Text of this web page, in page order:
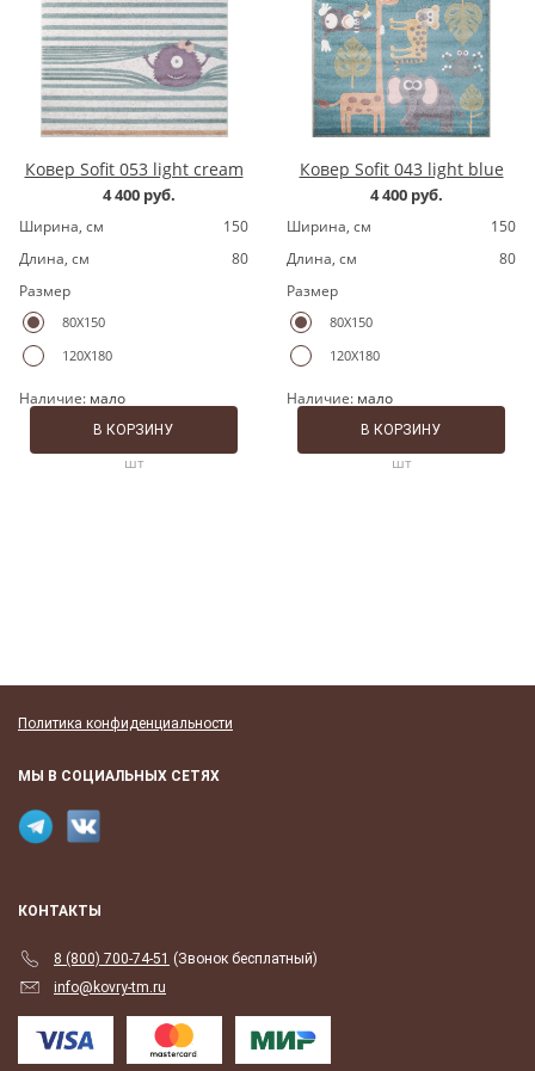
Ковер Sofit 053 light cream
4 400 руб.
Ширина, cм
150
Длина, cм
80
Размер
80X150
120X180
Наличие: мало
шт
В КОРЗИНУ
Ковер Sofit 043 light blue
4 400 руб.
Ширина, cм
150
Длина, cм
80
Размер
80X150
120X180
Наличие: мало
шт
В КОРЗИНУ
Политика конфиденциальности
МЫ В СОЦИАЛЬНЫХ СЕТЯХ
КОНТАКТЫ
8 (800) 700-74-51 (Звонок бесплатный)
info@kovry-tm.ru